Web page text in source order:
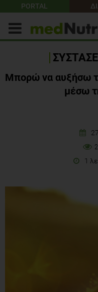
PORTAL
Μπορώ να αυξήσω
μέσω
1